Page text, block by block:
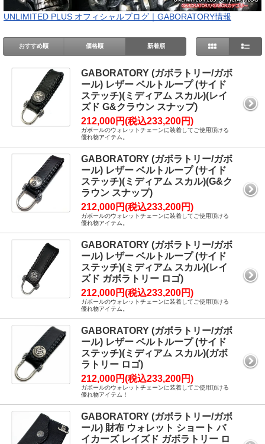
UNLIMITED PLUS オフィシャルブログ｜GABORATORY情報
おすすめ順 価格順 新着順
GABORATORY (ガボラトリー/ガボ
ール) レザー ベルトループ (サイド
ステッチ)(ミディアム スカル)(レイ
ズド G&クラウン スナップ)
212,000円(税込233,200円)
ガボールのウォレットチェーンに装着してご使用頂ける
優れ物アイテム。
GABORATORY (ガボラトリー/ガボ
ール) レザー ベルトループ (サイド
ステッチ)(ミディアム スカル)(G&ク
ラウン スナップ)
212,000円(税込233,200円)
ガボールのウォレットチェーンに装着してご使用頂ける
優れ物アイテム。
GABORATORY (ガボラトリー/ガボ
ール) レザー ベルトループ (サイド
ステッチ)(ミディアム スカル)(レイ
ズド ガボラトリー ロゴ)
212,000円(税込233,200円)
ガボールのウォレットチェーンに装着してご使用頂ける
優れ物アイテム。
GABORATORY (ガボラトリー/ガボ
ール) レザー ベルトループ (サイド
ステッチ)(ミディアム スカル)(ガボ
ラトリー ロゴ)
212,000円(税込233,200円)
ガボールのウォレットチェーンに装着してご使用頂ける
優れ物アイテム！
GABORATORY (ガボラトリー/ガボ
ール) 財布 ウォレット ショート バ
イカーズ レイズド ガボラトリー ロ